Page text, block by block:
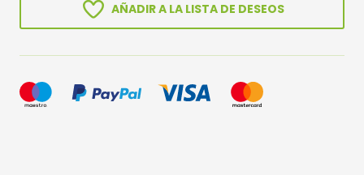
AÑADIR A LA LISTA DE DESEOS